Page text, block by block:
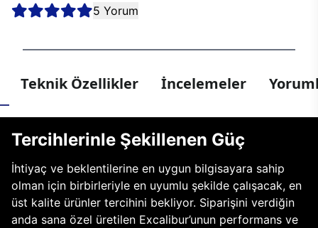
5 Yorum
Teknik Özellikler İncelemeler
Tercihlerinle Şekillenen Güç
İhtiyaç ve beklentilerine en uygun bilgisayara sahip
olman için birbirleriyle en uyumlu şekilde çalışacak, en
üst kalite ürünler tercihini bekliyor. Siparişini verdiğin
anda sana özel üretilen Excalibur’unun performans ve